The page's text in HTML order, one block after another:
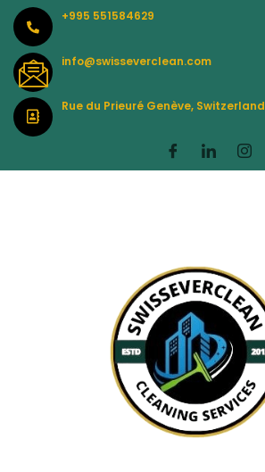
Skip
content
+995 551584629
info@swisseverclean.com
Rue du Prieuré Genève, Switzerland